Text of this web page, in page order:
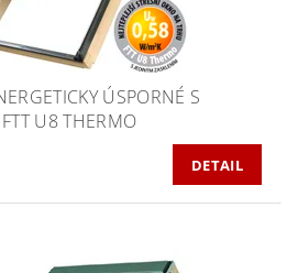
ÚSPORNÉ S
U8 THERMO
DETAIL